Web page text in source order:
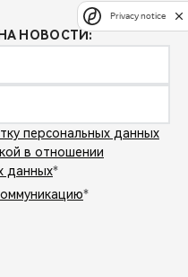
НОВОСТИ:
персональных данных
в отношении
данных*
*
Privacy notice